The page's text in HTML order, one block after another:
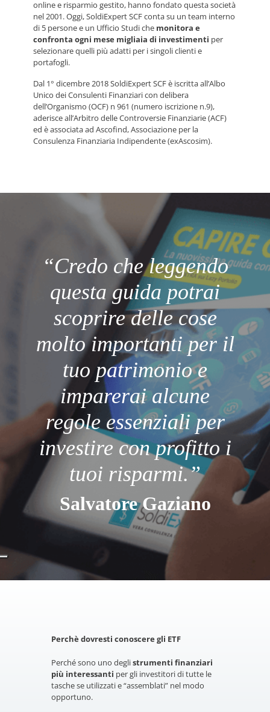
online e risparmio gestito, hanno fondato questa società
nel 2001. Oggi, SoldiExpert SCF conta su un team interno
di 5 persone e un Ufficio Studi che monitora e
confronta ogni mese migliaia di investimenti per
selezionare quelli più adatti per i singoli clienti e
portafogli.
Dal 1° dicembre 2018 SoldiExpert SCF è iscritta all’Albo
Unico dei Consulenti Finanziari con delibera
dell’Organismo (OCF) n 961 (numero iscrizione n.9),
aderisce all’Arbitro delle Controversie Finanziarie (ACF)
ed è associata ad Ascofind, Associazione per la
Consulenza Finanziaria Indipendente (exAscosim).
“Credo che leggendo
questa guida potrai
scoprire delle cose
moltoimportanti per il
tuo patrimonio e
imparerai alcune
regole essenziali per
investire con profitto i
tuoi risparmi.”
Salvatore Gaziano
Perchè dovresti conoscere gli ETF
Perché sono uno deglistrumenti finanziari
più interessanti per gli investitori di tutte le
tasche se utilizzati e “assemblati” nel modo
opportuno.